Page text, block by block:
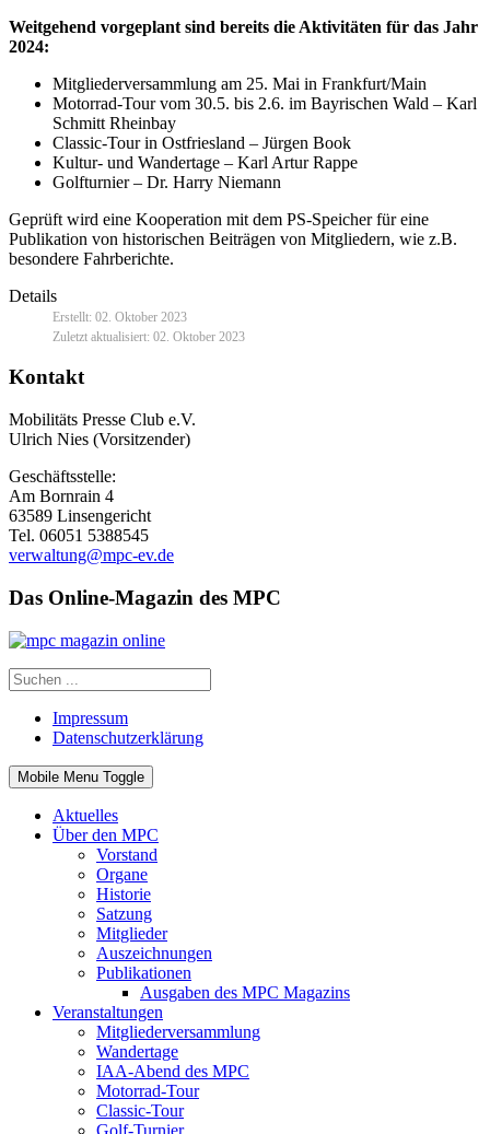
Weitgehend vorgeplant sind bereits die Aktivitäten für das Jahr
2024:
Mitgliederversammlung am 25. Mai in Frankfurt/Main
Motorrad-Tour vom 30.5. bis 2.6. im Bayrischen Wald – Karl
Schmitt Rheinbay
Classic-Tour in Ostfriesland – Jürgen Book
Kultur- und Wandertage – Karl Artur Rappe
Golfturnier – Dr. Harry Niemann
Geprüft wird eine Kooperation mit dem PS-Speicher für eine
Publikation von historischen Beiträgen von Mitgliedern, wie z.B.
besondere Fahrberichte.
Details
Erstellt: 02. Oktober 2023
Zuletzt aktualisiert: 02. Oktober 2023
Kontakt
Mobilitäts Presse Club e.V.
Ulrich Nies (Vorsitzender)
Geschäftsstelle:
Am Bornrain 4
63589 Linsengericht
Tel. 06051 5388545
verwaltung@mpc-ev.de
Das Online-Magazin des MPC
Impressum
Datenschutzerklärung
Mobile Menu Toggle
Aktuelles
Über den MPC
Vorstand
Organe
Historie
Satzung
Mitglieder
Auszeichnungen
Publikationen
Ausgaben des MPC Magazins
Veranstaltungen
Mitgliederversammlung
Wandertage
IAA-Abend des MPC
Motorrad-Tour
Classic-Tour
Golf-Turnier